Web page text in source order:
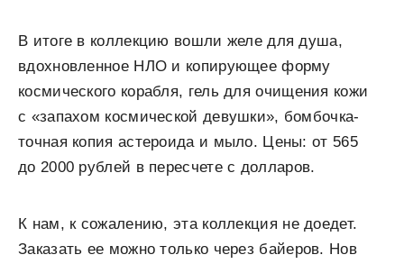
В итоге в коллекцию вошли желе для душа,
вдохновленное НЛО и копирующее форму
космического корабля, гель для очищения кожи
с «запахом космической девушки», бомбочка-
точная копия астероида и мыло. Цены: от 565
до 2000 рублей в пересчете с долларов.
К нам, к сожалению, эта коллекция не доедет.
Заказать ее можно только через байеров. Нов